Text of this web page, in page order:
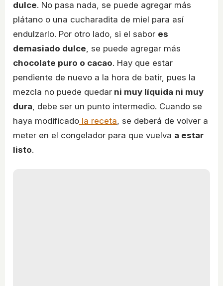
dulce. No pasa nada, se puede agregar más
plátano o una cucharadita de miel para así
endulzarlo. Por otro lado, si el sabor es
demasiado dulce, se puede agregar más
chocolate puro o cacao. Hay que estar
pendiente de nuevo a la hora de batir, pues la
mezcla no puede quedar ni muy líquida ni muy
dura, debe ser un punto intermedio. Cuando se
haya modificado la receta, se deberá de volver a
meter en el congelador para que vuelva a estar
listo.